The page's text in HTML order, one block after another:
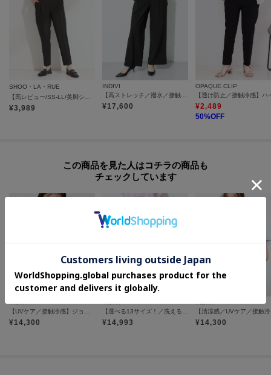
裏地：なし
洗濯方法：洗濯機洗い可
モデル情報：身長167cm B79 W59 H87 着用サイズ：38（M）
SHOO・LA・RUE
【高レビュー/SS-LL/美脚シルエット】すっきりきれい見え テーパードパンツ
¥3,989
INDIVI
【高ストレッチ／撥水／接触冷感】リラックス タックワイドパンツ
¥17,600
OPAQUE.CLIP
¥2,489
50%OFF
この商品を見た人はコチラの商品も
チェックしています
¥14,300 ¥14,993 ¥14,300